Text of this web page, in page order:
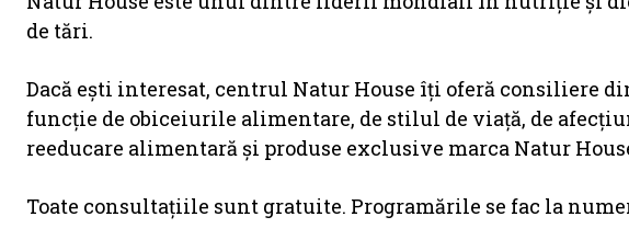
de tări.
Dacă ești interesat, centrul Natur House îți oferă consiliere
funcție de obiceiurile alimentare, de stilul de viață, de
reeducare alimentară și produse exclusive marca Natur
Toate consultațiile sunt gratuite. Programările se fac la